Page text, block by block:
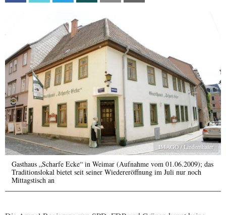
IMAGO / Lindenthaler
Gasthaus „Scharfe Ecke“ in Weimar (Aufnahme vom 01.06.2009); das
Traditionslokal bietet seit seiner Wiedereröffnung im Juli nur noch
Mittagstisch an